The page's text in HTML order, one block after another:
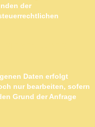
der
Daten erfolgt
nur bearbeiten, sofern
Grund der Anfrage